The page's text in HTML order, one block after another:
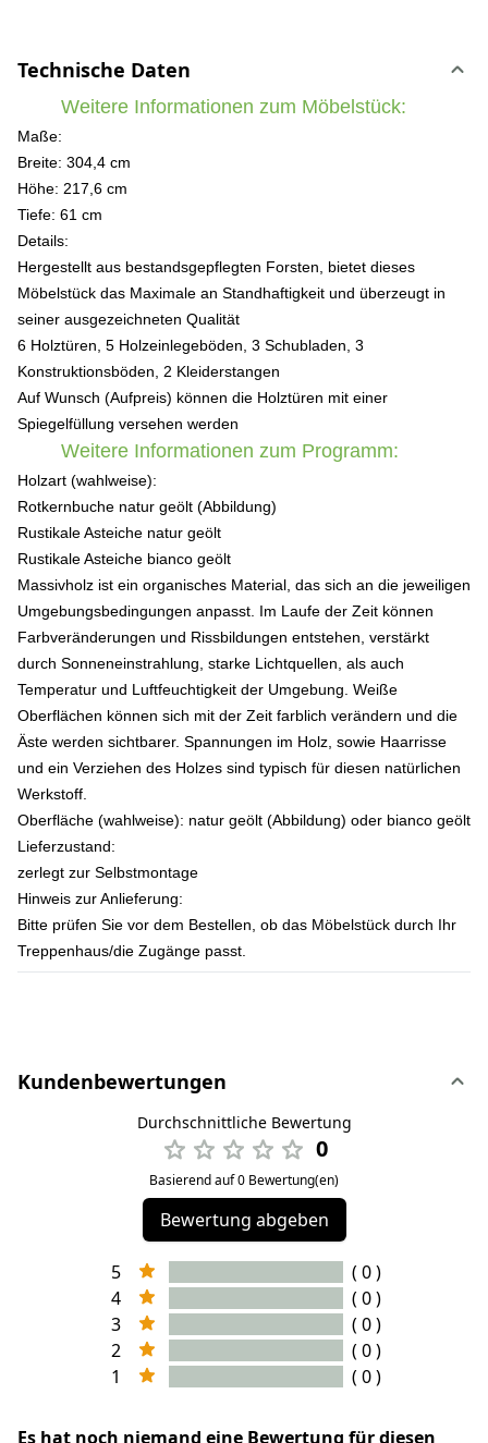
Technische Daten
Weitere Informationen zum Möbelstück:
Maße:
Breite: 304,4 cm
Höhe: 217,6 cm
Tiefe: 61 cm
Details:
Hergestellt aus bestandsgepflegten Forsten, bietet dieses
Möbelstück das Maximale an Standhaftigkeit und überzeugt in
seiner ausgezeichneten Qualität
6 Holztüren, 5 Holzeinlegeböden, 3 Schubladen, 3
Konstruktionsböden, 2 Kleiderstangen
Auf Wunsch (Aufpreis) können die Holztüren mit einer
Spiegelfüllung versehen werden
Weitere Informationen zum Programm:
Holzart (wahlweise):
Rotkernbuche natur geölt (Abbildung)
Rustikale Asteiche natur geölt
Rustikale Asteiche bianco geölt
Massivholz ist ein organisches Material, das sich an die jeweiligen
Umgebungsbedingungen anpasst. Im Laufe der Zeit können
Farbveränderungen und Rissbildungen entstehen, verstärkt
durch Sonneneinstrahlung, starke Lichtquellen, als auch
Temperatur und Luftfeuchtigkeit der Umgebung. Weiße
Oberflächen können sich mit der Zeit farblich verändern und die
Äste werden sichtbarer. Spannungen im Holz, sowie Haarrisse
und ein Verziehen des Holzes sind typisch für diesen natürlichen
Werkstoff.
Oberfläche (wahlweise): natur geölt (Abbildung) oder bianco geölt
Lieferzustand:
zerlegt zur Selbstmontage
Hinweis zur Anlieferung:
Bitte prüfen Sie vor dem Bestellen, ob das Möbelstück durch Ihr
Treppenhaus/die Zugänge passt.
Kundenbewertungen
Durchschnittliche Bewertung
0
Basierend auf 0 Bewertung(en)
Bewertung abgeben
5
( 0 )
4
( 0 )
3
( 0 )
2
( 0 )
1
( 0 )
Es hat noch niemand eine Bewertung für diesen